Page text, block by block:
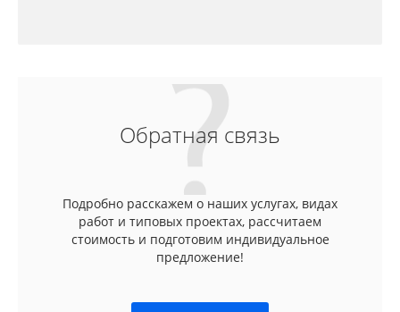
Обратная связь
Подробно расскажем о наших услугах, видах
работ и типовых проектах, рассчитаем
стоимость и подготовим индивидуальное
предложение!